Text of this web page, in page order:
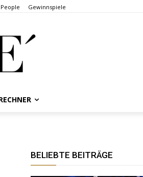
People Gewinnspiele
BELIEBTE BEITRÄGE